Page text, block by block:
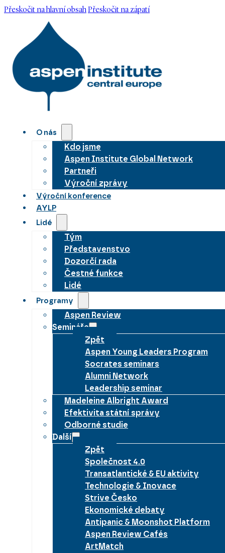
Přeskočit na hlavní obsahPřeskočit na zápatí
O nás
Kdo jsme
Aspen Institute Global Network
Partneři
Výroční zprávy
Výroční konference
AYLP
Lidé
Tým
Představenstvo
Dozorčí rada
Čestné funkce
Lidé
Programy
Aspen Review
Semináře
Zpět
Aspen Young Leaders Program
Socrates seminars
Alumni Network
Leadership seminar
Madeleine Albright Award
Efektivita státní správy
Odborné studie
Další
Zpět
Společnost 4.0
Transatlantické & EU aktivity
Technologie & Inovace
Strive Česko
Ekonomické debaty
Antipanic & Moonshot Platform
Aspen Review Cafés
ArtMatch